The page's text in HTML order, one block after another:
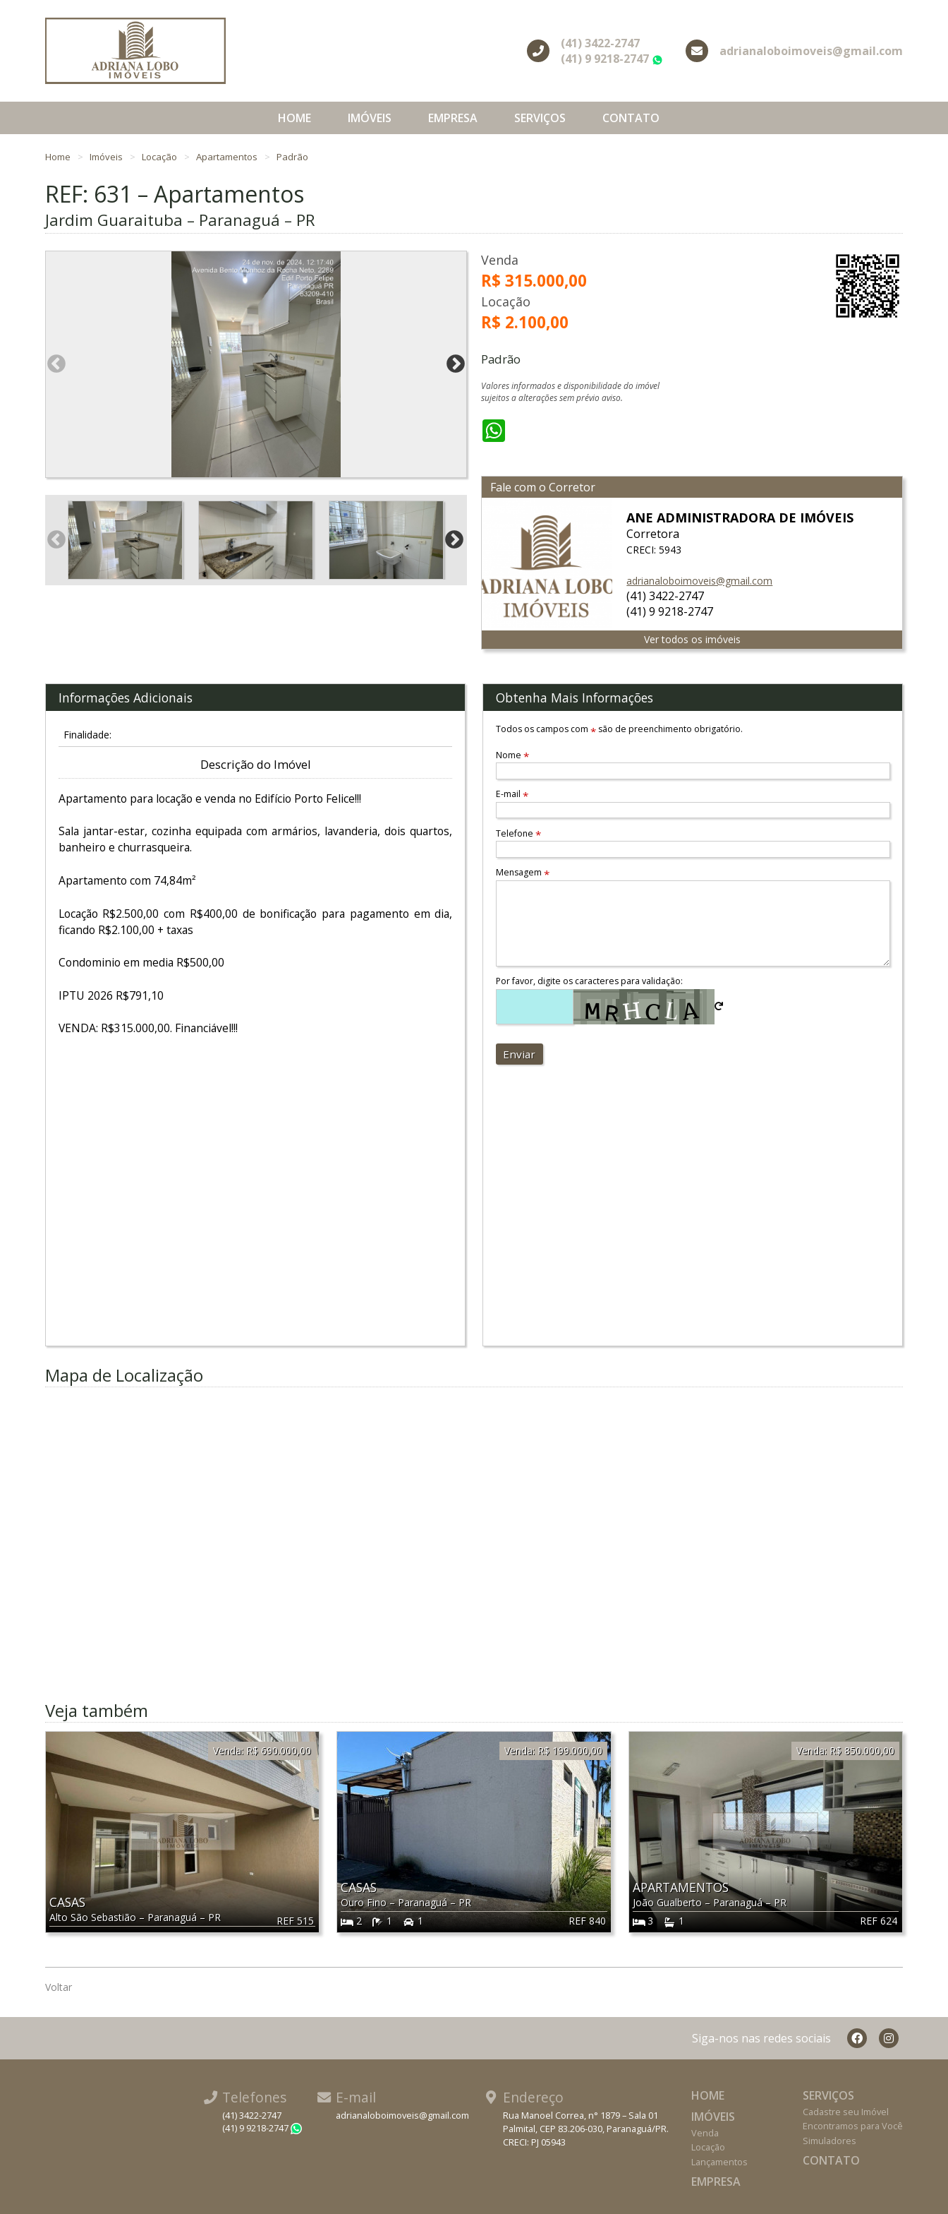
(41) 3422-2747
(41) 9 9218-2747
WhatsApp
adrianaloboimoveis@gmail.com
HOME IMÓVEIS EMPRESA SERVIÇOS CONTATO
Home Imóveis Locação Apartamentos Padrão
REF: 631 – Apartamentos
Jardim Guaraituba – Paranaguá – PR
Venda
R$ 315.000,00
Locação
R$ 2.100,00
Padrão
Valores informados e disponibilidade do imóvel
sujeitos a alterações sem prévio aviso.
Fale com o Corretor
ANE ADMINISTRADORA DE IMÓVEIS
Corretora
CRECI: 5943
adrianaloboimoveis@gmail.com
(41) 3422-2747
(41) 9 9218-2747
Ver todos os imóveis
Informações Adicionais
Finalidade:
Descrição do Imóvel
Apartamento para locação e venda no Edifício Porto Felice!!!
Sala jantar-estar, cozinha equipada com armários, lavanderia, dois quartos,
banheiro e churrasqueira.
Apartamento com 74,84m²
Locação R$2.500,00 com R$400,00 de bonificação para pagamento em dia,
ficando R$2.100,00 + taxas
Condominio em media R$500,00
IPTU 2026 R$791,10
VENDA: R$315.000,00. Financiável!!!
Obtenha Mais Informações
Todos os campos com *são de preenchimento obrigatório.
Nome *
E-mail *
Telefone *
Mensagem *
Por favor, digite os caracteres para validação:
Enviar
Mapa de Localização
Veja também
REF 515
CASAS
Alto São Sebastião – Paranaguá –PR
Venda: R$ 690.000,00
REF 840
CASAS
Ouro Fino–Paranaguá–PR
2
1 1
Venda: R$ 199.000,00
REF 624
APARTAMENTOS
João Gualberto – Paranaguá–PR
3
1
Venda: R$ 850.000,00
Voltar
Siga-nos nas redes sociais
Telefones
(41) 3422-2747
(41) 9 9218-2747
E-mail
adrianaloboimoveis@gmail.com
Endereço
Rua Manoel Correa, n° 1879 – Sala 01
Palmital, CEP 83.206-030, Paranaguá/PR.
CRECI: PJ 05943
HOME
IMÓVEIS
Venda
Locação
Lançamentos
EMPRESA
SERVIÇOS
Cadastre seu Imóvel
Encontramos para Você
Simuladores
CONTATO